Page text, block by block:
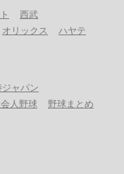
西武
オリックス
ハヤテ
ャパン
人野球 野球まとめ